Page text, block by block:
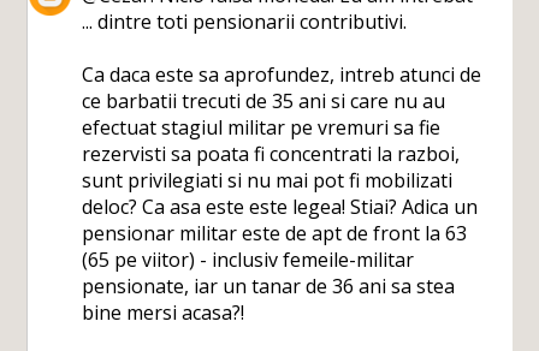
... dintre toti pensionarii contributivi.
Ca daca este sa aprofundez, intreb atunci de
ce barbatii trecuti de 35 ani si care nu au
efectuat stagiul militar pe vremuri sa fie
rezervisti sa poata fi concentrati la razboi,
sunt privilegiati si nu mai pot fi mobilizati
deloc? Ca asa este este legea! Stiai? Adica un
pensionar militar este de apt de front la 63
(65 pe viitor) - inclusiv femeile-militar
pensionate, iar un tanar de 36 ani sa stea
bine mersi acasa?!